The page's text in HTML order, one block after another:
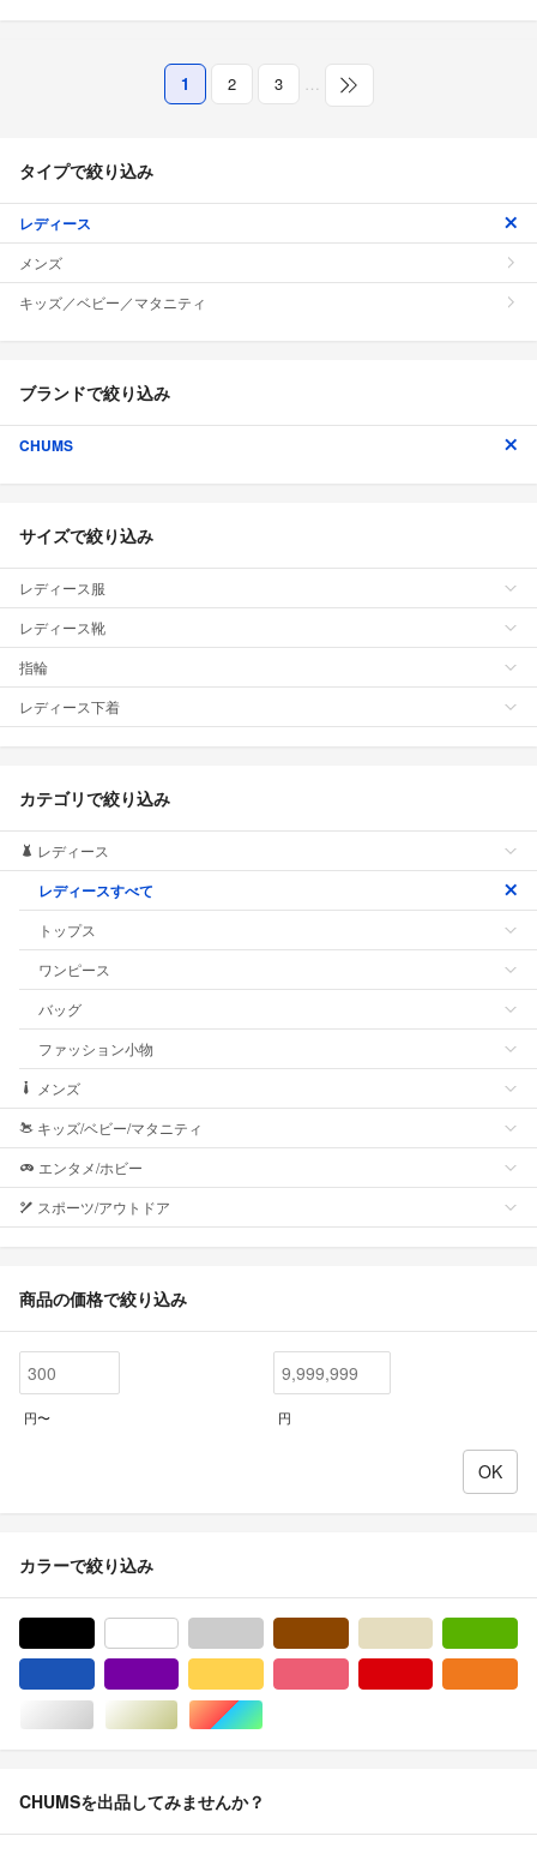
1 2 3 …
タイプで絞り込み
レディース
メンズ
キッズ／ベビー／マタニティ
ブランドで絞り込み
CHUMS
サイズで絞り込み
レディース服
レディース靴
指輪
レディース下着
カテゴリで絞り込み
レディース
レディースすべて
トップス
ワンピース
バッグ
ファッション小物
メンズ
キッズ/ベビー/マタニティ
エンタメ/ホビー
スポーツ/アウトドア
商品の価格で絞り込み
円〜 円
カラーで絞り込み
シルバー/銀色系ゴールド/金色系マルチカラー
CHUMSを出品してみませんか？